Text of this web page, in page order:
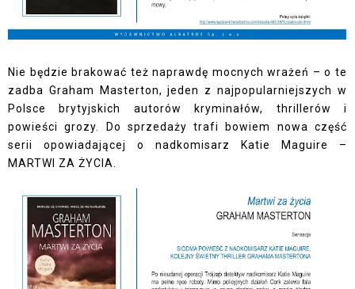
Nie będzie brakować też naprawdę mocnych wrażeń – o te
zadba Graham Masterton, jeden z najpopularniejszych w
Polsce brytyjskich autorów kryminałów, thrillerów i
powieści grozy. Do sprzedaży trafi bowiem nowa część
serii opowiadającej o nadkomisarz Katie Maguire –
MARTWI ZA ŻYCIA.